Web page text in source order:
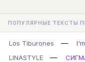
ПОПУЛЯРНЫЕ ТЕКСТЫ
Los Tiburones —
LINASTYLE
—